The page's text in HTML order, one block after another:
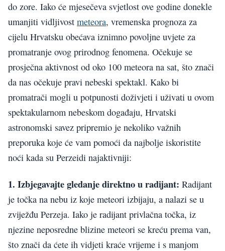
do zore. Iako će mjesečeva svjetlost ove godine donekle
umanjiti vidljivost meteora, vremenska prognoza za
cijelu Hrvatsku obećava iznimno povoljne uvjete za
promatranje ovog prirodnog fenomena. Očekuje se
prosječna aktivnost od oko 100 meteora na sat, što znači
da nas očekuje pravi nebeski spektakl. Kako bi
promatrači mogli u potpunosti doživjeti i uživati u ovom
spektakularnom nebeskom događaju, Hrvatski
astronomski savez pripremio je nekoliko važnih
preporuka koje će vam pomoći da najbolje iskoristite
noći kada su Perzeidi najaktivniji:
1. Izbjegavajte gledanje direktno u radijant: Radijant
je točka na nebu iz koje meteori izbijaju, a nalazi se u
zviježđu Perzeja. Iako je radijant privlačna točka, iz
njezine neposredne blizine meteori se kreću prema van,
što znači da ćete ih vidjeti kraće vrijeme i s manjom